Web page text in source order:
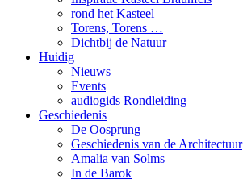
rond het Kasteel
Torens, Torens …
Dichtbij de Natuur
Huidig
Nieuws
Events
audiogids Rondleiding
Geschiedenis
De Oosprung
Geschiedenis van de Architectuur
Amalia van Solms
In de Barok